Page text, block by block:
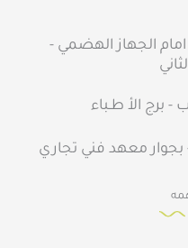
الجهاز الهضمي -
برج الأ طـباء
بجوار معهد فني تجاري